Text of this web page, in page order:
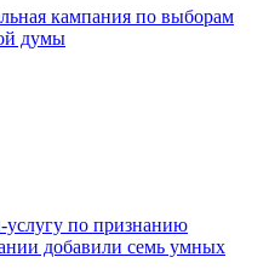
кампания по выборам
думы
по признанию
добавили семь умных